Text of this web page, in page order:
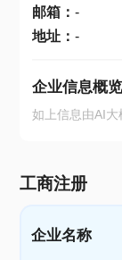
邮箱： -
地址： -
企业信息概览
如上信息由AI
工商注册
企业名称